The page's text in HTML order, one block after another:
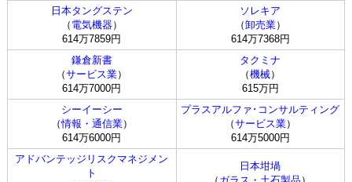
日本タングステン
（ 電気機器）
614万7859円
ソレキア
（卸売業）
614万7368円
鎌倉新書
（サービス業）
614万7000円
タクミナ
（機械）
615万円
シーイーシー
（情報・通信業）
614万6000円
プラスアルファ･コンサルティング
（サービス業）
614万5000円
アドバンテッジリスクマネジメン
ト
日本坩堝